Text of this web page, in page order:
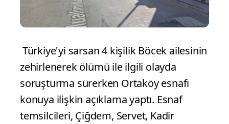
Türkiye'yi sarsan 4 kişilik Böcek ailesinin
zehirlenerek ölümü ile ilgili olayda
soruşturma sürerken Ortaköy esnafı
konuya ilişkin açıklama yaptı. Esnaf
temsilcileri, Çiğdem, Servet, Kadir